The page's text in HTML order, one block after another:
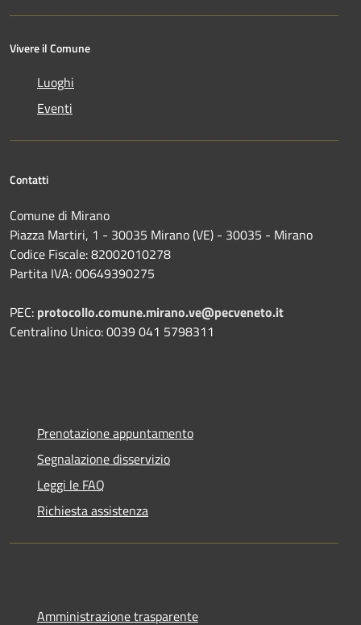
Vivere il Comune
Luoghi
Eventi
Contatti
Comune di Mirano
Piazza Martiri, 1 - 30035 Mirano (VE) - 30035 - Mirano
Codice Fiscale: 82002010278
Partita IVA: 00649390275
PEC: protocollo.comune.mirano.ve@pecveneto.it
Centralino Unico: 0039 041 5798311
Prenotazione appuntamento
Segnalazione disservizio
Leggi le FAQ
Richiesta assistenza
Amministrazione trasparente